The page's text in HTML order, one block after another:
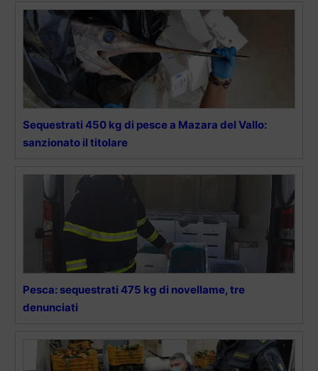
Sequestrati 450 kg di pesce a Mazara del Vallo:
sanzionato il titolare
Pesca: sequestrati 475 kg di novellame, tre
denunciati